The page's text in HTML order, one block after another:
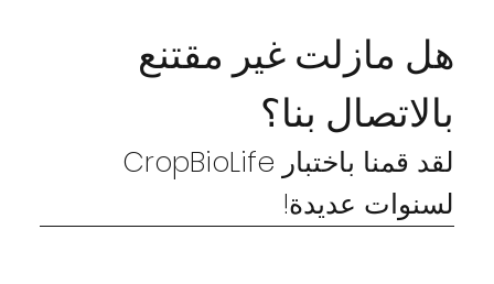
هل مازلت غير مقتنع
بالاتصال بنا؟
لقد قمنا باختبار CropBioLife
لسنوات عديدة!